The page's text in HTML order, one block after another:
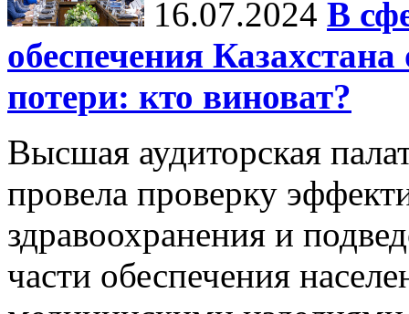
16.07.2024 В
обеспечения
потери: кто виноват?
Высшая аудиторская
провела проверку
здравоохранения и
части обеспечения